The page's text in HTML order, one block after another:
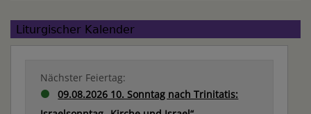
Liturgischer Kalender
Nächster Feiertag:
09.08.2026 10. Sonntag nach Trinitatis: